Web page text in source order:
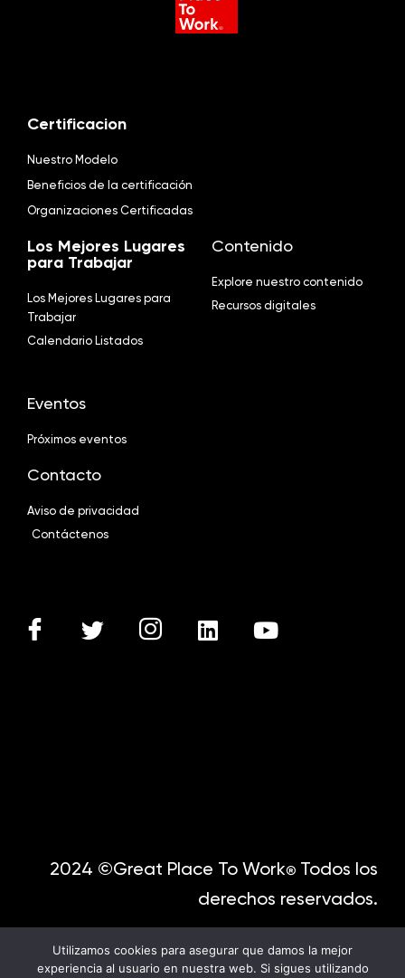
Certificacion
Nuestro Modelo
Beneficios de la certificación
Organizaciones Certificadas
Los Mejores Lugares
para Trabajar
Los Mejores Lugares para
Trabajar
Calendario Listados
Contenido
Explore nuestro contenido
Recursos digitales
Eventos
Próximos eventos
Contacto
Aviso de privacidad
Contáctenos
2024 ©Great Place To Work® Todos los
derechos reservados.
Utilizamos cookies para asegurar que damos la mejor
experiencia al usuario en nuestra web. Si sigues utilizando